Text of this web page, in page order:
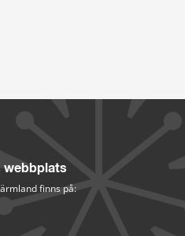
webbplats
finns på: